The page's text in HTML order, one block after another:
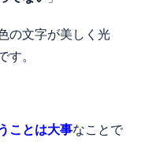
の文字が美しく光
。
ことは大事なことで